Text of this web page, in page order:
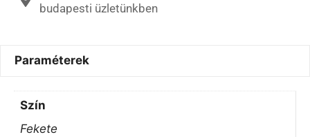
budapesti üzletünkben
Paraméterek
Szín
Fekete